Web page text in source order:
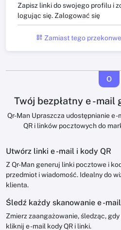
Zapisz linki do swojego profilu i
logując się. Zalogować się
Zamiast tego
O
Twój bezpłatny e -mail
Qr-Man Upraszcza udostępnianie e
QR i linków pocztowych do
Utwórz linki e -mail i kody QR
Z Qr-Man generuj linki pocztowe i
przedmiot i wiadomość. Idealny do
klienta.
Śledź każdy skanowanie e -mail
Zmierz zaangażowanie, śledząc,
kliknij e -mail kody QR i linki.